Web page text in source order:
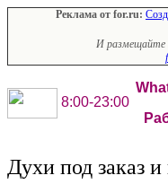
Реклама от for.ru:
И размещайте
8:00-23:00
Духи под заказ